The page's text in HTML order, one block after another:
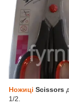
Ножиці Scissors
1/2.